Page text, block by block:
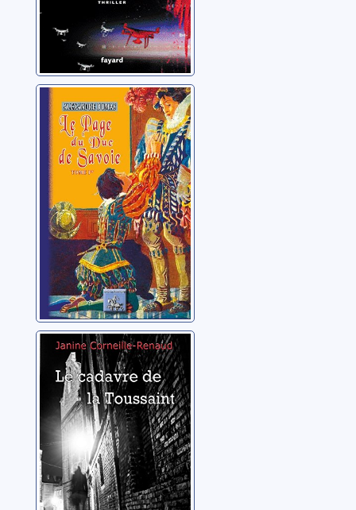
Le page du duc
de Savoie: 01
Dumas, Alexandre
Le cadavre de la
Toussaint
Corneille-Renaud,
Janine